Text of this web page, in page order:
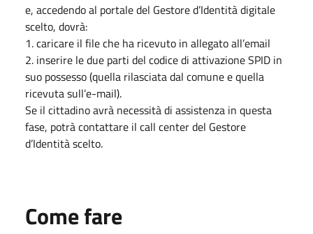
e, accedendo al portale del Gestore d’Identità digitale
scelto, dovrà:
1. caricare il file che ha ricevuto in allegato all’email
2. inserire le due parti del codice di attivazione SPID in
suo possesso (quella rilasciata dal comune e quella
ricevuta sull’e-mail).
Se il cittadino avrà necessità di assistenza in questa
fase, potrà contattare il call center del Gestore
d’Identità scelto.
Come fare